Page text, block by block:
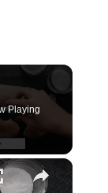
Playing
×